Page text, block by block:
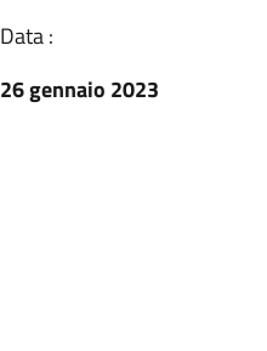
Data :
26 gennaio 2023